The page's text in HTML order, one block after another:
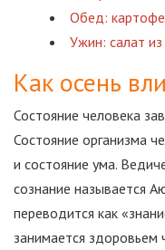
Обед:
Ужин: салат из
Как осень
Состояние человека
Состояние организма
и состояние ума.
сознание называется
переводится как
занимается здоровьем